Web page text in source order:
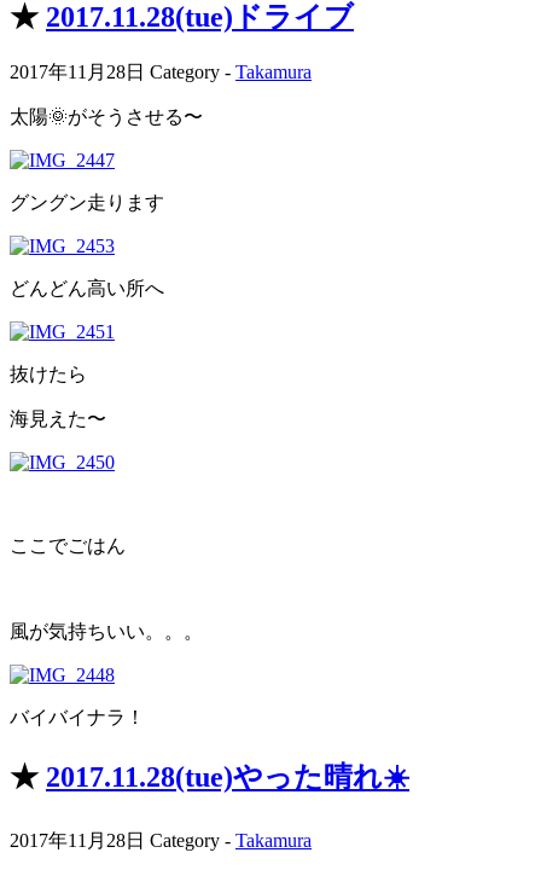
★ 2017.11.28(tue)ドライブ
2017年11月28日 Category - Takamura
太陽🌞がそうさせる〜
グングン走ります
どんどん高い所へ
抜けたら
海見えた〜
ここでごはん
風が気持ちいい。。。
バイバイナラ！
★ 2017.11.28(tue)やった晴れ☀️
2017年11月28日 Category - Takamura